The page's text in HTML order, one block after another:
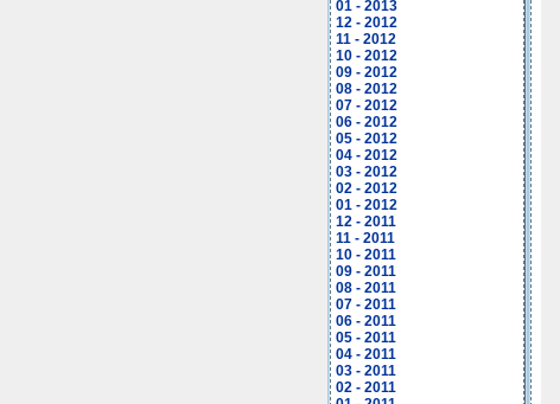
01 - 2013
12 - 2012
11 - 2012
10 - 2012
09 - 2012
08 - 2012
07 - 2012
06 - 2012
05 - 2012
04 - 2012
03 - 2012
02 - 2012
01 - 2012
12 - 2011
11 - 2011
10 - 2011
09 - 2011
08 - 2011
07 - 2011
06 - 2011
05 - 2011
04 - 2011
03 - 2011
02 - 2011